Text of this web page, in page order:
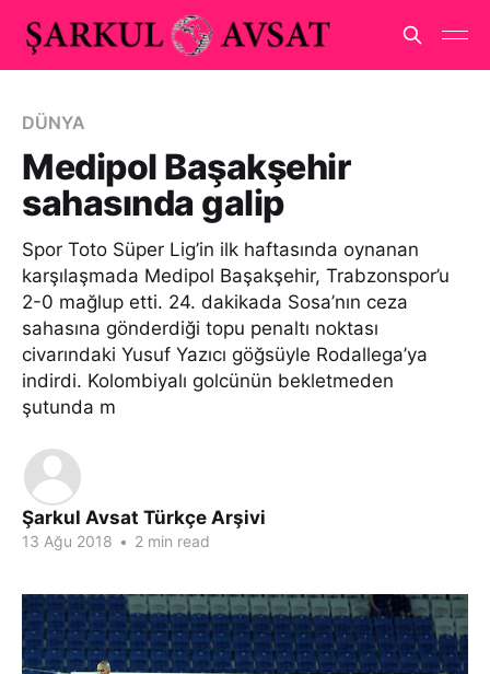
DÜNYA
Medipol Başakşehir
sahasında galip
Spor Toto Süper Lig’in ilk haftasında oynanan
karşılaşmada Medipol Başakşehir, Trabzonspor’u
2-0 mağlup etti. 24. dakikada Sosa’nın ceza
sahasına gönderdiği topu penaltı noktası
civarındaki Yusuf Yazıcı göğsüyle Rodallega’ya
indirdi. Kolombiyalı golcünün bekletmeden
şutunda m
Şarkul Avsat Türkçe Arşivi
13 Ağu 2018 • 2 min read